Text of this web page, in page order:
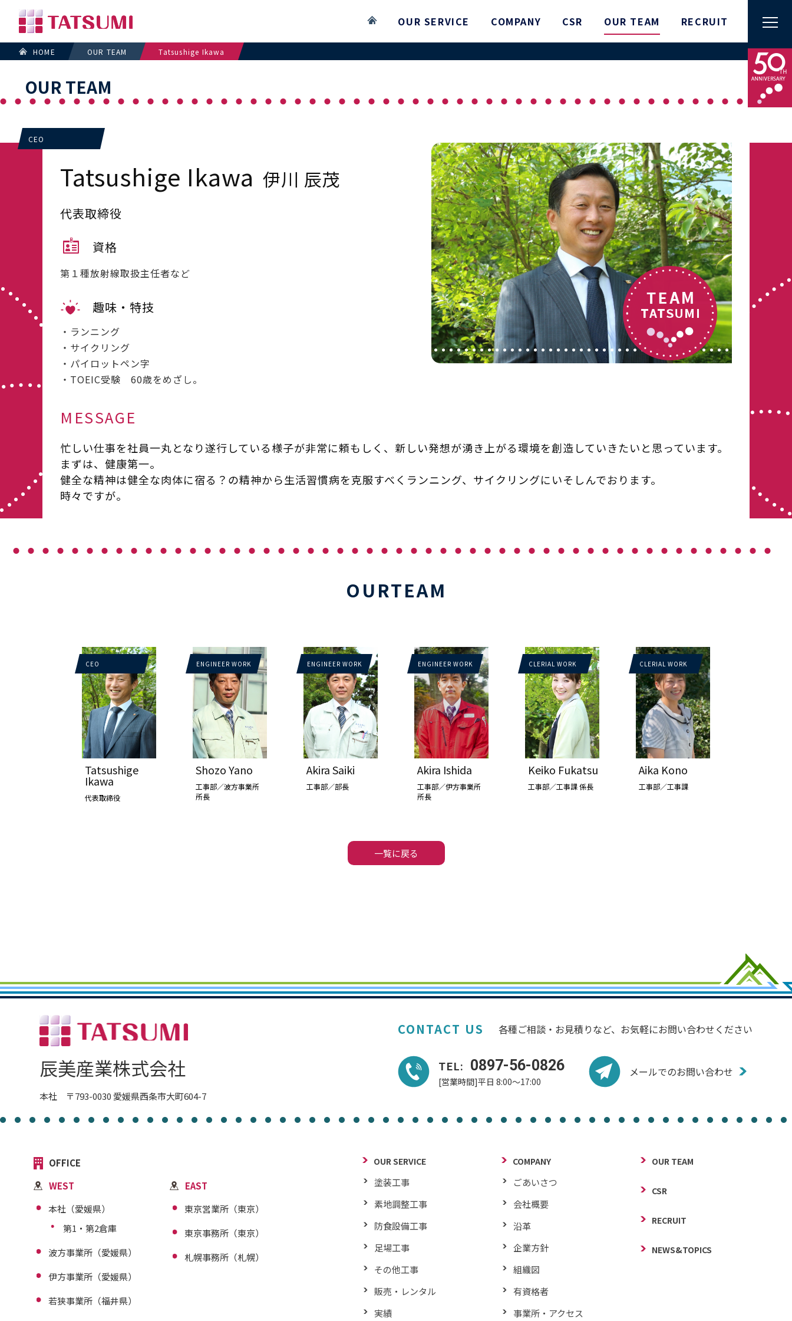
OUR SERVICE COMPANY CSR OUR TEAM RECRUIT
HOME OUR TEAM Tatsushige Ikawa
OUR TEAM
CEO
Tatsushige Ikawa 伊川 辰茂
代表取締役
資格
第１種放射線取扱主任者など
趣味・特技
・ランニング
・サイクリング
・パイロットペン字
・TOEIC受験 60歳をめざし。
MESSAGE
忙しい仕事を社員一丸となり遂行している様子が非常に頼もしく、新しい発想が湧き上がる環境を創造していきたいと思っています。
まずは、健康第一。
健全な精神は健全な肉体に宿る？の精神から生活習慣病を克服すべくランニング、サイクリングにいそしんでおります。
時々ですが。
OURTEAM
CEO
Tatsushige
Ikawa
代表取締役
ENGINEER WORK
Shozo Yano
工事部／波方事業所
所長
ENGINEER WORK
Akira Saiki
工事部／部長
ENGINEER WORK
Akira Ishida
工事部／伊方事業所
所長
CLERIAL WORK
Keiko Fukatsu
工事部／工事課 係長
CLERIAL WORK
Aika Kono
工事部／工事課
一覧に戻る
辰美産業株式会社
本社 〒793-0030 愛媛県西条市大町604-7
CONTACT US 各種ご相談・お見積りなど、お気軽にお問い合わせください
TEL: 0897-56-0826
[営業時間]平日 8:00～17:00
メールでのお問い合わせ
OFFICE
WEST
本社（愛媛県）
第1・第2倉庫
波方事業所（愛媛県）
伊方事業所（愛媛県）
若狭事業所（福井県）
EAST
東京営業所（東京）
東京事務所（東京）
札幌事務所（札幌）
OUR SERVICE
塗装工事
素地調整工事
防食設備工事
足場工事
その他工事
販売・レンタル
実績
COMPANY
ごあいさつ
会社概要
沿革
企業方針
組織図
有資格者
事業所・アクセス
OUR TEAM
CSR
RECRUIT
NEWS&TOPICS